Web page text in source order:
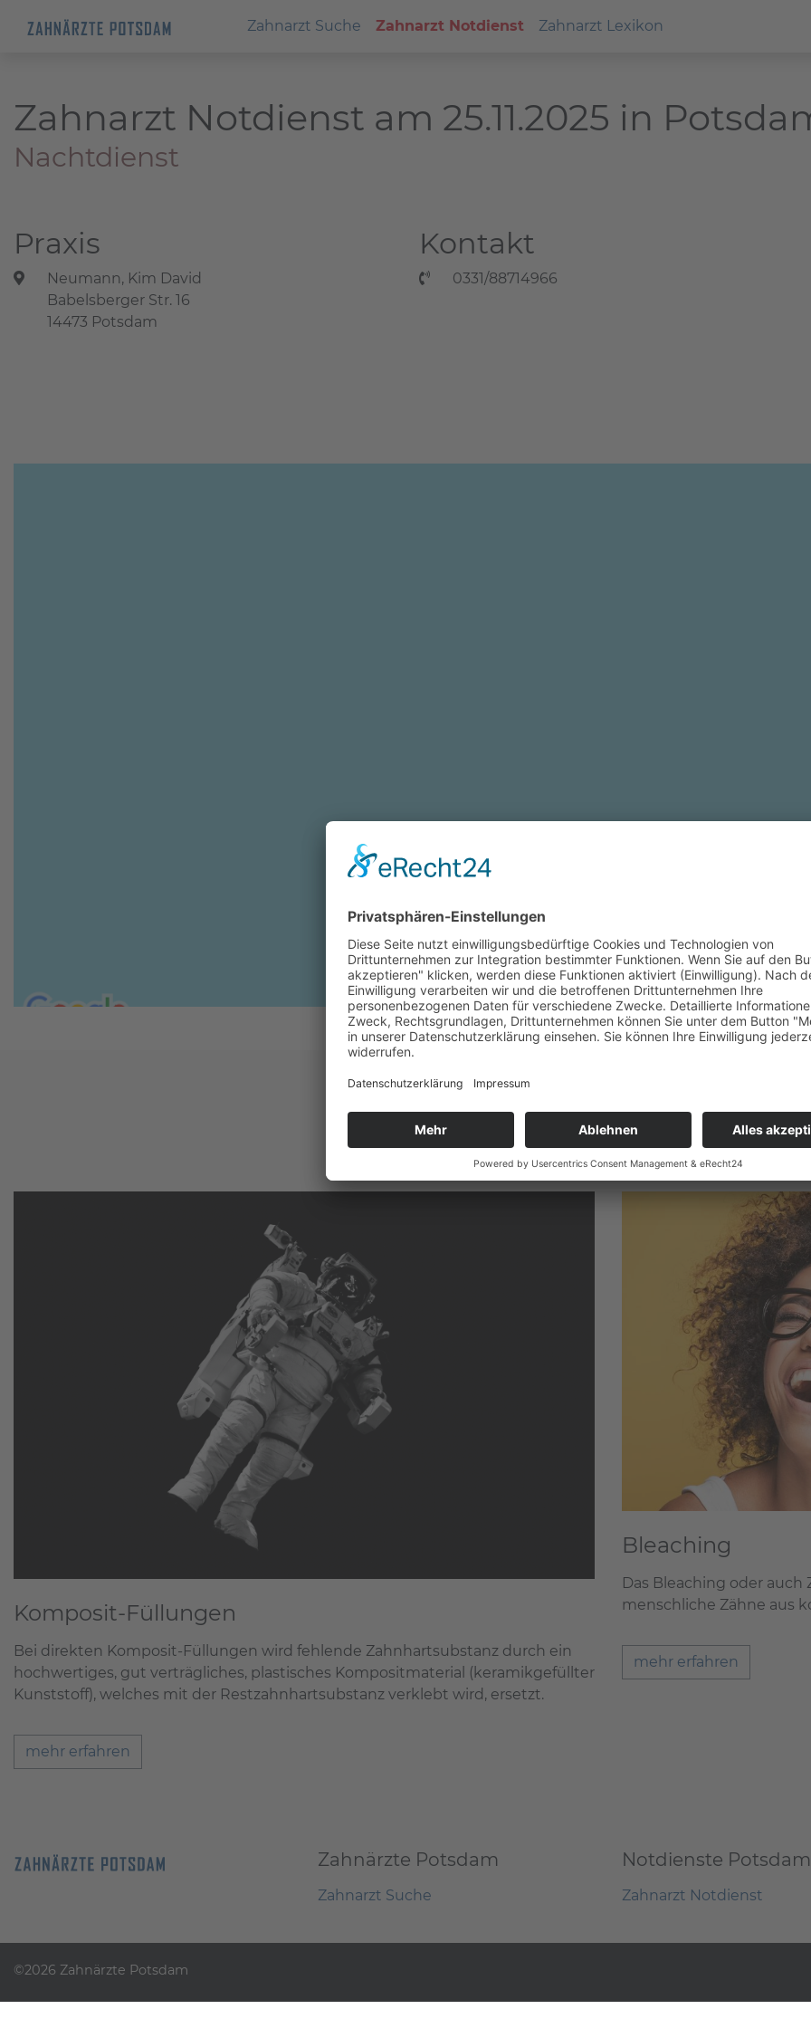
Zahnarzt Suche Zahnarzt Notdienst Zahnarzt Lexikon
Zahnarzt Notdienst am 25.11.2025 in
Nachtdienst
Praxis
Neumann, Kim David
Babelsberger Str. 16
14473 Potsdam
Kontakt
0331/88714966
Zahnarzt-Wissen
Komposit-Füllungen
Bei direkten Komposit-Füllungen wird fehlende Zahnhartsubstanz durch ein
hochwertiges, gut verträgliches, plastisches Kompositmaterial (keramikgefüllter
Kunststoff), welches mit der Restzahnhartsubstanz verklebt wird, ersetzt.
mehr erfahren
Bleaching
Das Bleaching oder
menschliche Zähne aus
mehr erfahren
Zahnärzte Potsdam
Zahnarzt Suche
Notdienste Potsdam
Zahnarzt Notdienst
©2026 Zahnärzte Potsdam